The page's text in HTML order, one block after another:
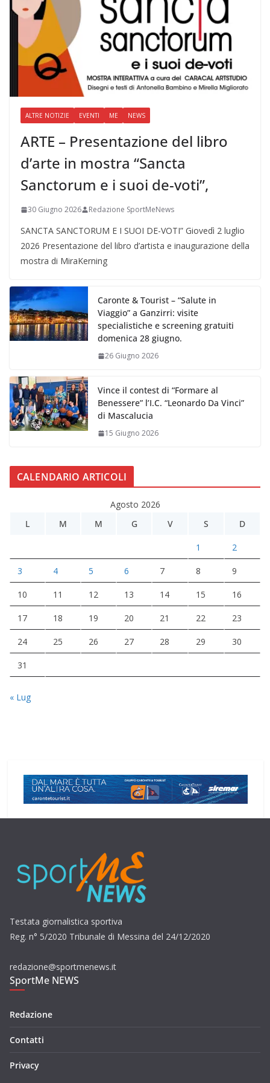
ALTRE NOTIZIE EVENTI ME NEWS
ARTE – Presentazione del libro
d’arte in mostra “Sancta
Sanctorum e i suoi de-voti”,
30 Giugno 2026 Redazione SportMeNews
SANCTA SANCTORUM E I SUOI DE-VOTI” Giovedì 2 luglio
2026 Presentazione del libro d’artista e inaugurazione della
mostra di MiraKerning
Caronte & Tourist – “Salute in
Viaggio” a Ganzirri: visite
specialistiche e screening gratuiti
domenica 28 giugno.
26 Giugno 2026
Vince il contest di “Formare al
Benessere” l’I.C. “Leonardo Da Vinci”
di Mascalucia
15 Giugno 2026
CALENDARIO ARTICOLI
Agosto 2026
L
M M G V S D
1 2
3 4 5 6 7 8 9
10 11 12 13 14 15 16
17 18 19 20 21 22 23
24 25 26 27 28 29 30
31
« Lug
Testata giornalistica sportiva
Reg. n° 5/2020 Tribunale di Messina del 24/12/2020
redazione@sportmenews.it
SportMe NEWS
Redazione
Contatti
Privacy